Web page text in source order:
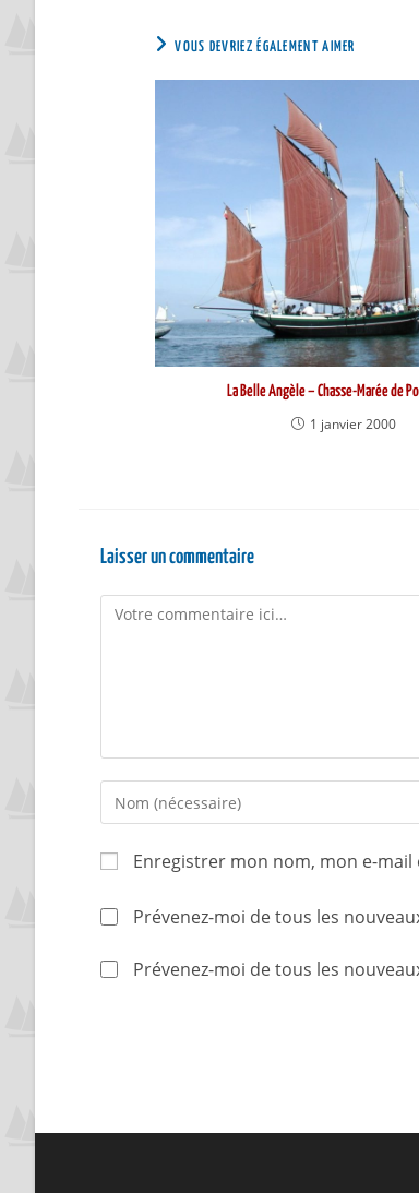
VOUS DEVRIEZ ÉGALEMENT AIMER
La Belle Angèle – Chasse-Marée de
1 janvier 2000
Laisser un commentaire
Enregistrer mon nom, mon e-
Prévenez-moi de tous les
Prévenez-moi de tous les